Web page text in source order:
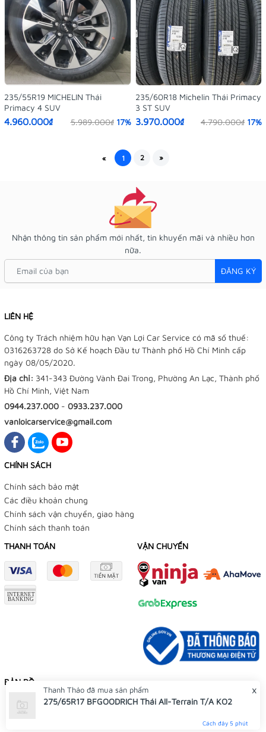
235/55R19 MICHELIN Thái
Primacy 4 SUV
4.960.000₫ 5.989.000₫ 17%
235/60R18 Michelin Thái Primacy
3 ST SUV
3.970.000₫ 4.790.000₫ 17%
« 1 2 »
Nhận thông tin sản phẩm mới nhất, tin khuyến mãi và nhiều hơn
nữa.
ĐĂNG KÝ
LIÊN HỆ
Công ty Trách nhiệm hữu hạn Vạn Lợi Car Service có mã số thuế:
0316263728 do Sở Kế hoạch Đầu tư Thành phố Hồ Chí Minh cấp
ngày 08/05/2020.
Địa chỉ: 341-343 Đường Vành Đai Trong, Phường An Lạc, Thành phố
Hồ Chí Minh, Việt Nam
0944.237.000 - 0933.237.000
vanloicarservice@gmail.com
CHÍNH SÁCH
Chính sách bảo mật
Các điều khoản chung
Chính sách vận chuyển, giao hàng
Chính sách thanh toán
THANH TOÁN
VẬN CHUYỂN
BẢN ĐỒ
x
Thanh Thảo đã mua sản phẩm
275/65R17 BFGOODRICH Thái All-Terrain T/A KO2
Cách đây 5 phút